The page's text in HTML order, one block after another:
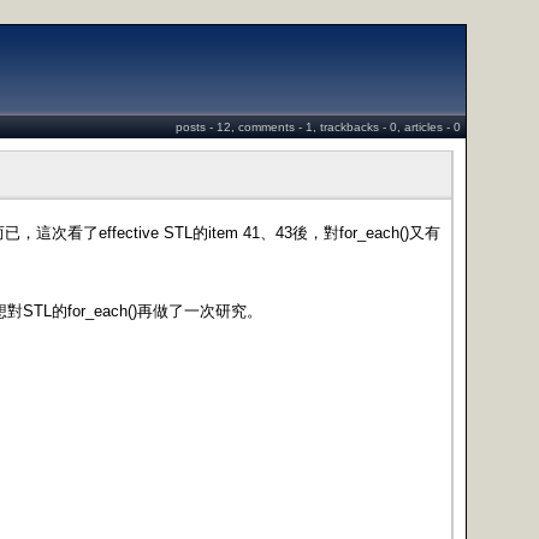
posts - 12, comments - 1, trackbacks - 0, articles - 0
，這次看了effective STL的item 41、43後，對for_each()又有
STL的for_each()再做了一次研究。